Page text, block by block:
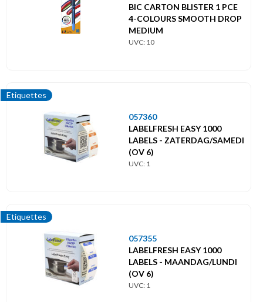
BIC CARTON BLISTER 1 PCE
4-COLOURS SMOOTH DROP
MEDIUM
UVC: 10
Etiquettes
057360
LABELFRESH EASY 1000
LABELS - ZATERDAG/SAMEDI
(OV 6)
UVC: 1
Etiquettes
057355
LABELFRESH EASY 1000
LABELS - MAANDAG/LUNDI
(OV 6)
UVC: 1